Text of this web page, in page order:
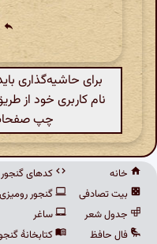
reply
برای حاشیه‌گذاری
نام کاربری خود از
چپ
خانه
بیت تصادفی
جدول شعر
فال حافظ
کدهای گنجور
گنجور رومیزی
ساغر
کتابخانهٔ